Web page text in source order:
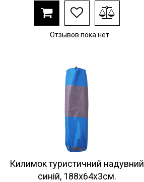
Отзывов пока нет
Килимок туристичний надувний
синій, 188х64х3см.